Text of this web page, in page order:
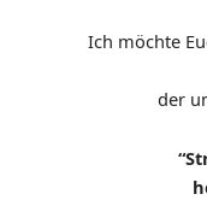
Ich möchte
der